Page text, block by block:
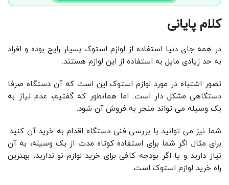
کلام پایانی
در همه جای دنیا استفاده از لوازم استوک بسیار رایج بوده و افراد
به حد زیادی مایل به استفاده از این لوازم هستند.
تصور اشتباه در مورد لوازم استوک این است که آن دستگاه صرفا
دستگاهی مشکل دار است. اما همانطور که گفتیم، عدم نیاز به
یک وسیله می تواند منجر به فروش آن شود.
شما نیز می توانید با بررسی فنی دستگاه اقدام به خرید آن کنید.
برای مثال اگر شما برای استفاده کوتاه مدت از یک وسیله، به آن
نیاز دارید و یا اگر بودجه کافی برای خرید لوازم نو ندارید، بهترین
راه خرید لوازم استوک است.